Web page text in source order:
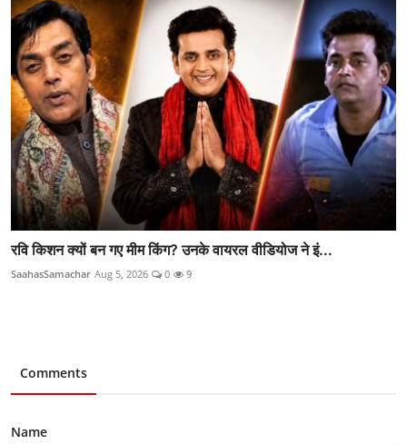
रवि किशन क्यों बन गए मीम किंग? उनके वायरल वीडियोज ने इं...
SaahasSamachar Aug 5, 2026 0 9
Comments
Name